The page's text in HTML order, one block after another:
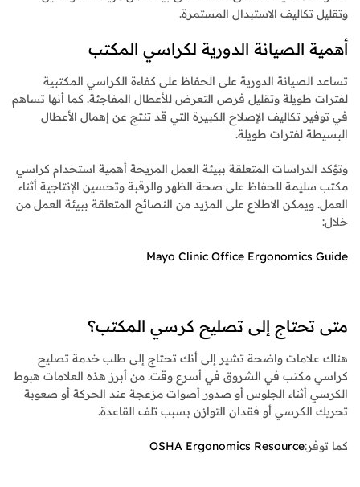
وتقليل تكاليف الاستبدال المستمرة.
أهمية الصيانة الدورية لكراسي المكتب
تساعد الصيانة الدورية على الحفاظ على كفاءة الكراسي المكتبية
لفترات طويلة وتقليل فرص التعرض للأعطال المفاجئة. كما أنها تساهم
في توفير تكاليف الإصلاح الكبيرة التي قد تنتج عن إهمال الأعطال
البسيطة لفترات طويلة.
وتؤكد الدراسات المتعلقة ببيئة العمل المريحة أهمية استخدام كراسي
مكتب سليمة للحفاظ على صحة الظهر والرقبة وتحسين الإنتاجية أثناء
العمل. ويمكن الاطلاع على المزيد من النصائح المتعلقة ببيئة العمل من
خلال:
Mayo Clinic Office Ergonomics Guide
متى تحتاج إلى تصليح كرسي المكتب؟
هناك علامات واضحة تشير إلى أنك تحتاج إلى طلب خدمة تصليح
كراسي مكتب في الشروق في أسرع وقت. من أبرز هذه العلامات هبوط
الكرسي أثناء الجلوس أو صدور أصوات مزعجة عند الحركة أو صعوبة
تحريك الكرسي أو فقدان التوازن بسبب تلف القاعدة.
كما توفر:OSHA Ergonomics Resource